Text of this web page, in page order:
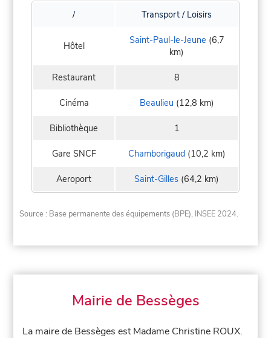
/ Transport / Loisirs
Hôtel Saint-Paul-le-Jeune (6,7
km)
Restaurant 8
Cinéma Beaulieu (12,8 km)
Bibliothèque 1
Gare SNCF Chamborigaud(10,2 km)
Aeroport Saint-Gilles (64,2 km)
Source : Base permanente des équipements (BPE), INSEE 2024.
Mairie de Bessèges
La maire de Bessèges est Madame Christine ROUX.